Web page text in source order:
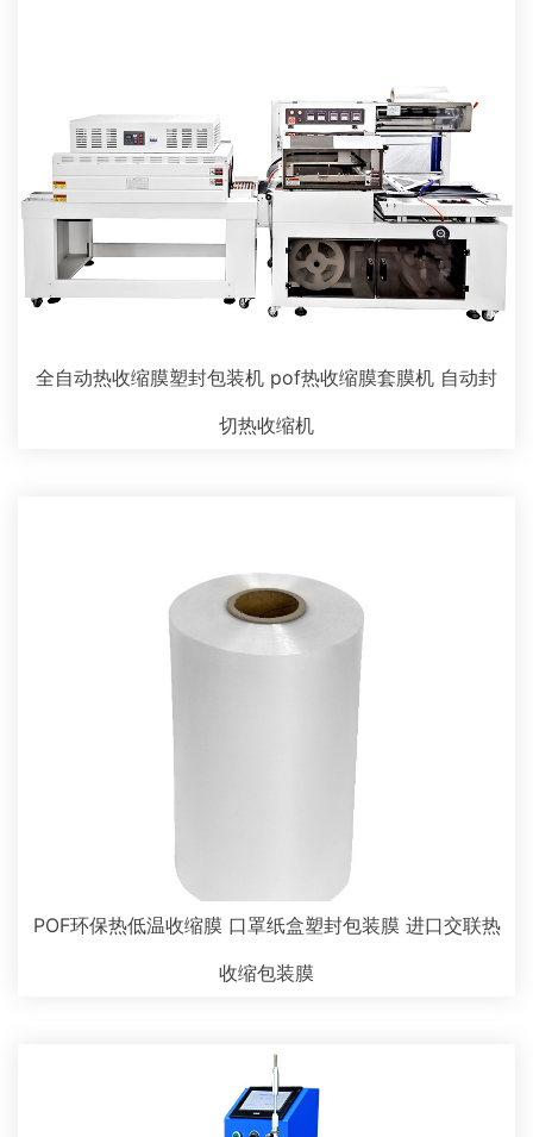
全自动热收缩膜塑封包装机 pof热收缩膜套膜机 自动封
切热收缩机
POF环保热低温收缩膜 口罩纸盒塑封包装膜 进口交联热
收缩包装膜